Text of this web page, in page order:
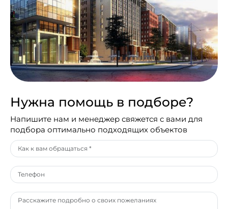
Нужна помощь в подборе?
Напишите нам и менеджер свяжется с вами для
подбора оптимально подходящих объектов